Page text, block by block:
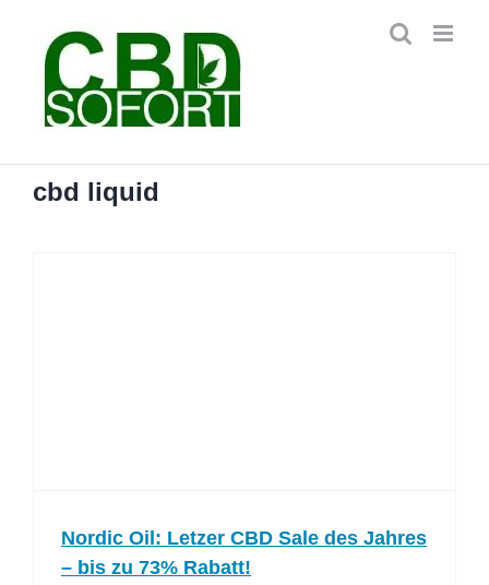
springen
cbd liquid
Nordic Oil: Letzer CBD Sale des Jahres
– bis zu 73% Rabatt!